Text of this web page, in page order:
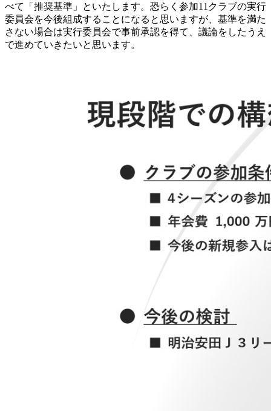
べて「推奨基準」といたします。恐らく参加11クラブの実行
委員会を今後組成することになると思いますが、基準を満た
さない場合は実行委員会で事前承認を得て、議論をしたうえ
で進めていきたいと思います。